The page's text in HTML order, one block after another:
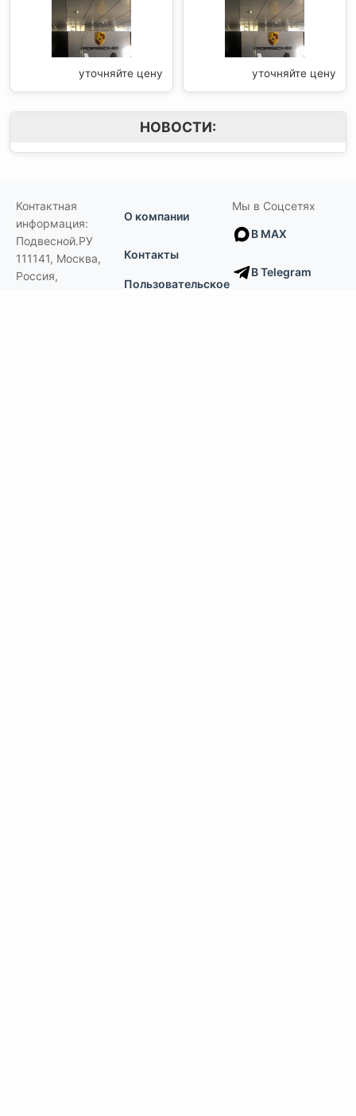
уточняйте цену уточняйте цену
НОВОСТИ:
Контактная
информация:
Подвесной.РУ
111141, Москва,
Россия,
ул.Кусковская,
О компании
Контакты
Пользовательское
Мы в Соцсетях
В MAX
В Telegram